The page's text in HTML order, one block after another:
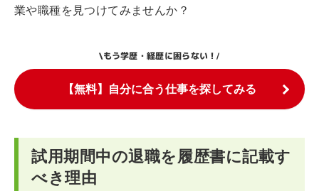
業や職種を見つけてみませんか？
\もう学歴・経歴に困らない！/
【無料】自分に合う仕事を探してみる
試用期間中の退職を履歴書に記載す
べき理由